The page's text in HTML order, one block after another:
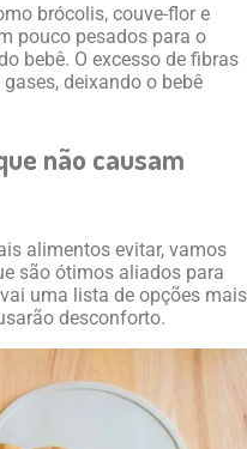
brócolis, couve-flor e
pouco pesados para o
bebê. O excesso de fibras
deixando o bebê
não causam
alimentos evitar, vamos
são ótimos aliados para
uma lista de opções mais
desconforto.